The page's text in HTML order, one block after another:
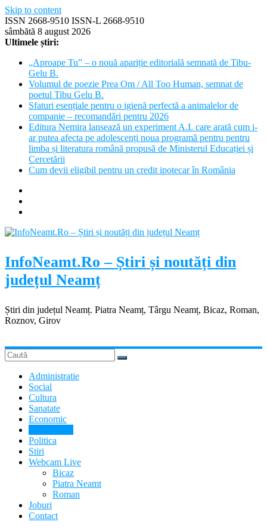
Skip to content
ISSN 2668-9510 ISSN-L 2668-9510
sâmbătă 8 august 2026
Ultimele știri:
„Aproape Tu” – o nouă apariție editorială semnată de Tibu-
Gelu B.
Volumul de poezie Prea Om / All Too Human, semnat de
poetul Tibu Gelu B.
Sfaturi esențiale pentru o igienă perfectă a animalelor de
companie – recomandări pentru 2026
Editura Nemira lansează un experiment A.I. care arată cum i-
ar putea afecta pe adolescenți noua programă pentru pentru
limba și literatura română propusă de Ministerul Educației și
Cercetării
Cum devii eligibil pentru un credit ipotecar în România
InfoNeamt.Ro – Știri și noutăți din
județul Neamț
Știri din județul Neamț. Piatra Neamț, Târgu Neamț, Bicaz, Roman,
Roznov, Girov
Administratie
Social
Cultura
Sanatate
Economic
Politica
Stiri
Webcam Live
Bicaz
Piatra Neamt
Roman
Joburi
Contact